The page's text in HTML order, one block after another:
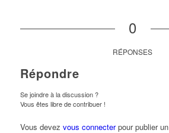
0
RÉPONSES
Répondre
Se joindre à la discussion ?
Vous êtes libre de contribuer !
Vous devez vous connecterpour publier un